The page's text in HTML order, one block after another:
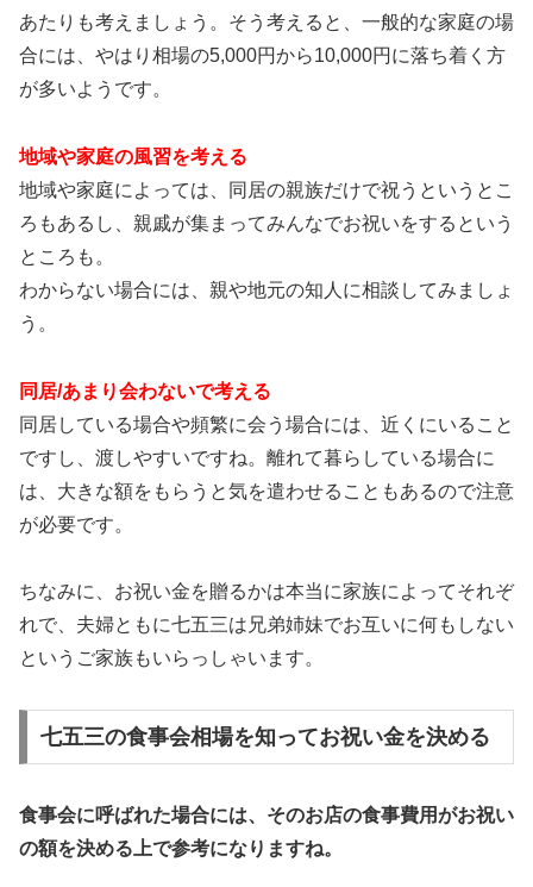
あたりも考えましょう。そう考えると、一般的な家庭の場
合には、やはり相場の5,000円から10,000円に落ち着く方
が多いようです。
地域や家庭の風習を考える
地域や家庭によっては、同居の親族だけで祝うというとこ
ろもあるし、親戚が集まってみんなでお祝いをするという
ところも。
わからない場合には、親や地元の知人に相談してみましょ
う。
同居/あまり会わないで考える
同居している場合や頻繁に会う場合には、近くにいること
ですし、渡しやすいですね。離れて暮らしている場合に
は、大きな額をもらうと気を遣わせることもあるので注意
が必要です。
ちなみに、お祝い金を贈るかは本当に家族によってそれぞ
れで、夫婦ともに七五三は兄弟姉妹でお互いに何もしない
というご家族もいらっしゃいます。
七五三の食事会相場を知ってお祝い金を決める
食事会に呼ばれた場合には、そのお店の食事費用がお祝い
の額を決める上で参考になりますね。